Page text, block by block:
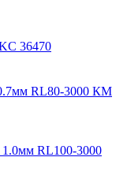
36470
0.7мм RL80-3000 КМ
1.0мм RL100-3000